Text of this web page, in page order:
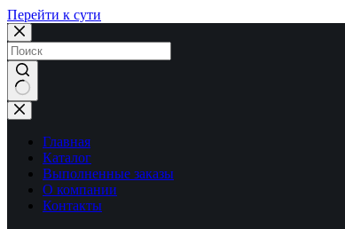
Перейти к сути
Ничего
не
найденоГлавная
Каталог
Выполненные заказы
О компании
Контакты